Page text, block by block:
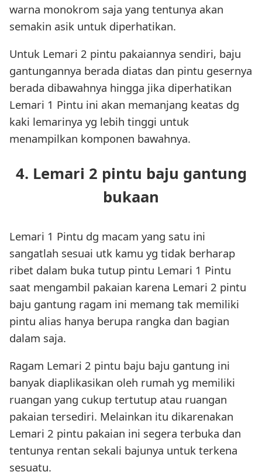
warna monokrom saja yang tentunya akan
semakin asik untuk diperhatikan.
Untuk Lemari 2 pintu pakaiannya sendiri, baju
gantungannya berada diatas dan pintu gesernya
berada dibawahnya hingga jika diperhatikan
Lemari 1 Pintu ini akan memanjang keatas dg
kaki lemarinya yg lebih tinggi untuk
menampilkan komponen bawahnya.
4. Lemari 2 pintu baju gantung
bukaan
Lemari 1 Pintu dg macam yang satu ini
sangatlah sesuai utk kamu yg tidak berharap
ribet dalam buka tutup pintu Lemari 1 Pintu
saat mengambil pakaian karena Lemari 2 pintu
baju gantung ragam ini memang tak memiliki
pintu alias hanya berupa rangka dan bagian
dalam saja.
Ragam Lemari 2 pintu baju baju gantung ini
banyak diaplikasikan oleh rumah yg memiliki
ruangan yang cukup tertutup atau ruangan
pakaian tersediri. Melainkan itu dikarenakan
Lemari 2 pintu pakaian ini segera terbuka dan
tentunya rentan sekali bajunya untuk terkena
sesuatu.